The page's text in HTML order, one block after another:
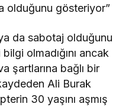
olduğunu gösteriyor”
da sabotaj olduğunu
olmadığını ancak
şartlarına bağlı bir
Ali Burak
30 yaşını aşmış